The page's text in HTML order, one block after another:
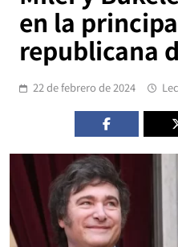
en la
republicana
22 de febrero de 2024